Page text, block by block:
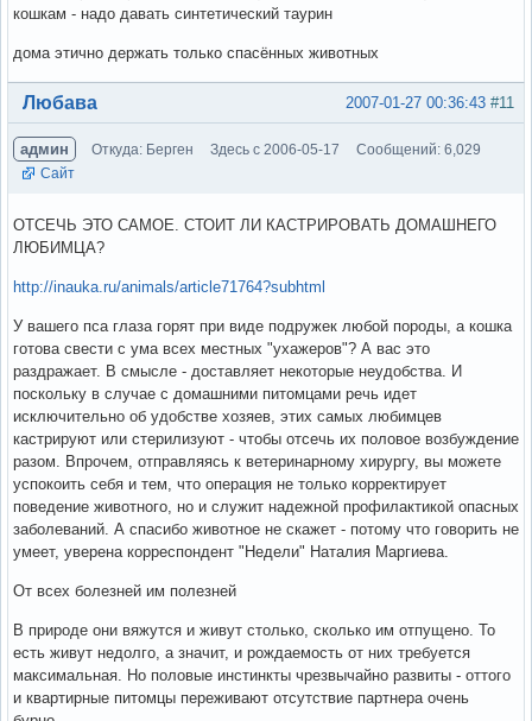
кошкам - надо давать синтетический таурин
дома этично держать только спасённых животных
Вне форума #11
2007-01-27 00:36:43
Любава
админ Откуда: Берген Здесь с 2006-05-17
Сообщений: 6,029
Сайт
ОТСЕЧЬ ЭТО САМОЕ. СТОИТ ЛИ КАСТРИРОВАТЬ ДОМАШНЕГО
ЛЮБИМЦА?
http://inauka.ru/animals/article71764?subhtml
У вашего пса глаза горят при виде подружек любой породы, а кошка
готова свести с ума всех местных "ухажеров"? А вас это
раздражает. В смысле - доставляет некоторые неудобства. И
поскольку в случае с домашними питомцами речь идет
исключительно об удобстве хозяев, этих самых любимцев
кастрируют или стерилизуют - чтобы отсечь их половое возбуждение
разом. Впрочем, отправляясь к ветеринарному хирургу, вы можете
успокоить себя и тем, что операция не только корректирует
поведение животного, но и служит надежной профилактикой опасных
заболеваний. А спасибо животное не скажет - потому что говорить не
умеет, уверена корреспондент "Недели" Наталия Маргиева.
От всех болезней им полезней
В природе они вяжутся и живут столько, сколько им отпущено. То
есть живут недолго, а значит, и рождаемость от них требуется
максимальная. Но половые инстинкты чрезвычайно развиты - оттого
и квартирные питомцы переживают отсутствие партнера очень